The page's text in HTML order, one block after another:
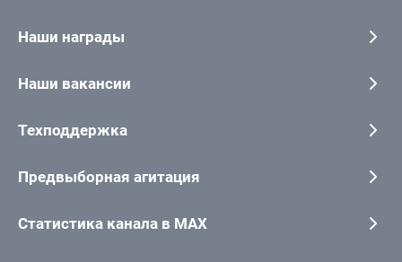
Наши награды
Наши вакансии
Техподдержка
Предвыборная агитация
Статистика канала в MAX